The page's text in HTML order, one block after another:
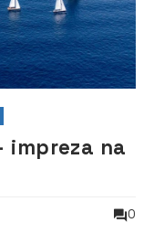
impreza na
0